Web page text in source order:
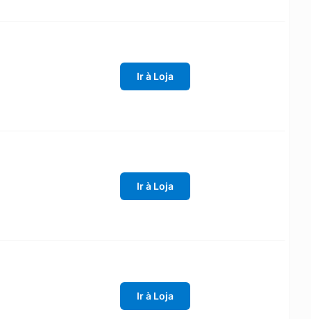
Ir à Loja
Ir à Loja
Ir à Loja